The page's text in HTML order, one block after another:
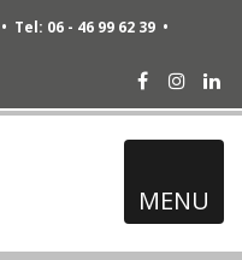
06 - 46 99 62 39 •
Facebook
MENU